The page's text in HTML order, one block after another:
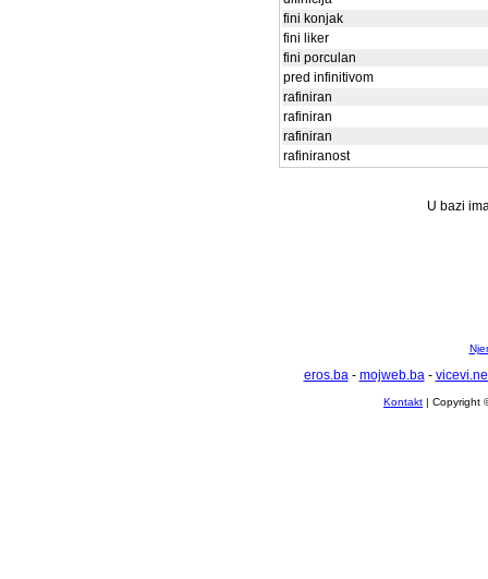
fini konjak
fini liker
fini porculan
pred infinitivom
rafiniran
rafiniran
rafiniran
rafiniranost
U bazi
eros.ba- mojweb.ba-
Kontakt | Copyright